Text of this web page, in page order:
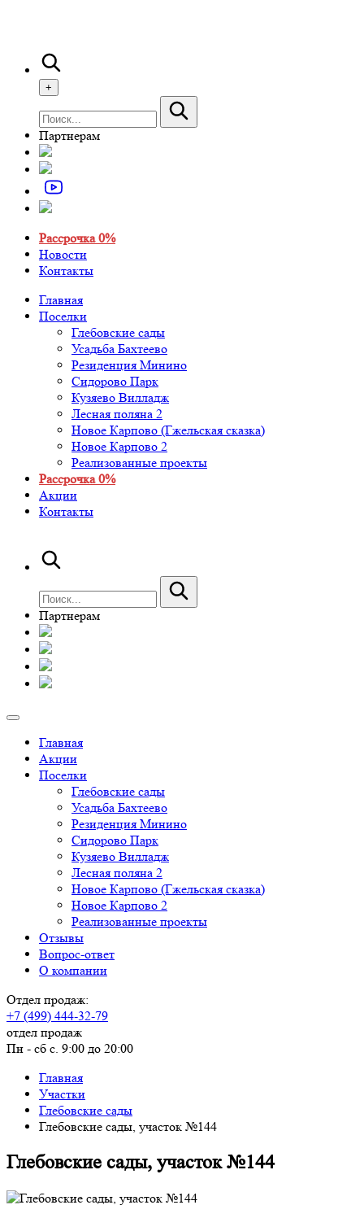
+
Партнерам
Рассрочка 0%
Новости
Контакты
Главная
Поселки
Глебовские сады
Усадьба Бахтеево
Резиденция Минино
Сидорово Парк
Кузяево Вилладж
Лесная поляна 2
Новое Карпово (Гжельская сказка)
Новое Карпово 2
Реализованные проекты
Рассрочка 0%
Акции
Контакты
Партнерам
Главная
Акции
Поселки
Глебовские сады
Усадьба Бахтеево
Резиденция Минино
Сидорово Парк
Кузяево Вилладж
Лесная поляна 2
Новое Карпово (Гжельская сказка)
Новое Карпово 2
Реализованные проекты
Отзывы
Вопрос-ответ
О компании
Отдел продаж:
+7 (499) 444-32-79
отдел продаж
Пн - сб с. 9:00 до 20:00
Главная
Участки
Глебовские сады
Глебовские сады, участок №144
Глебовские сады, участок №144